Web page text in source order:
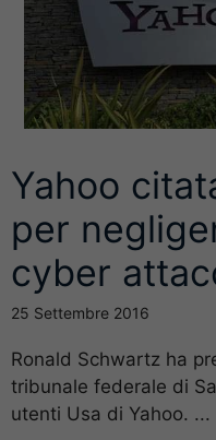
Yahoo
per
cyber
25 Settembre 2016
Ronald Schwartz ha
tribunale federale di
utenti Usa di Yahoo. ...